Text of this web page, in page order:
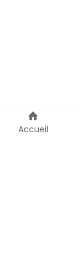
Accueil